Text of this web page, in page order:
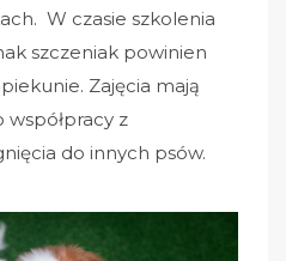
W czasie szkolenia
szczeniak powinien
. Zajęcia mają
z
do innych psów.